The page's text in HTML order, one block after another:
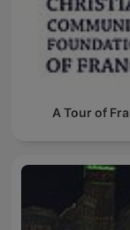
A Tour of